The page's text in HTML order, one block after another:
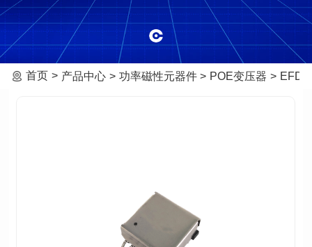
首页 产品中心 功率磁性元器件 POE变压器 EFD-